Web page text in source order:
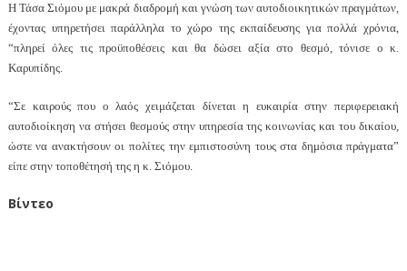
Η Τάσα Σιόμου με μακρά διαδρομή και γνώση των αυτοδιοικητικών πραγμάτων,
έχοντας υπηρετήσει παράλληλα το χώρο της εκπαίδευσης για πολλά χρόνια,
“πληρεί όλες τις προϋποθέσεις και θα δώσει αξία στο θεσμό, τόνισε ο κ.
Καρυπίδης.
“Σε καιρούς που ο λαός χειμάζεται δίνεται η ευκαιρία στην περιφερειακή
αυτοδιοίκηση να στήσει θεσμούς στην υπηρεσία της κοινωνίας και του δικαίου,
ώστε να ανακτήσουν οι πολίτες την εμπιστοσύνη τους στα δημόσια πράγματα”
είπε στην τοποθέτησή της η κ. Σιόμου.
Βίντεο